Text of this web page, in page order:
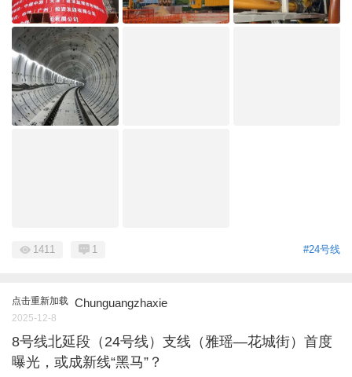
#24号线
1411 1
点击重新加载 Chunguangzhaxie
2025-12-8
8号线北延段（24号线）支线（雅瑶—花城街）首度
曝光，或成新线“黑马”？